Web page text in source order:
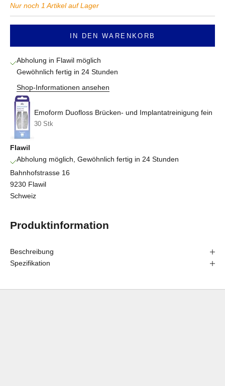
Nur noch 1 Artikel auf Lager
IN DEN WARENKORB
Abholung in Flawil möglich
Gewöhnlich fertig in 24 Stunden
Shop-Informationen ansehen
Emoform Duofloss Brücken- und Implantatreinigung fein
30 Stk
Flawil
Abholung möglich, Gewöhnlich fertig in 24 Stunden
Bahnhofstrasse 16
9230 Flawil
Schweiz
Produktinformation
Beschreibung
Spezifikation